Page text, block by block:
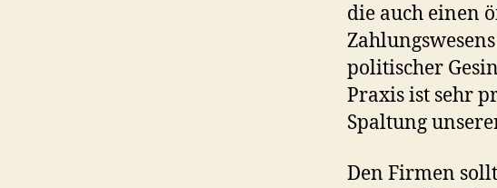
die auch einen
politischer
Praxis ist sehr
Spaltung
Den Firmen